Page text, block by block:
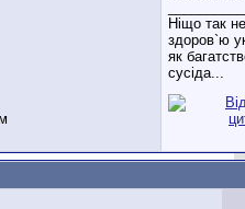
Ніщо так
здоров`ю
як
сусіда...